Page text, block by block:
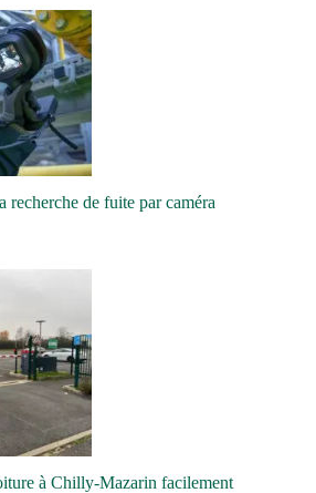
recherche de fuite par caméra
à Chilly-Mazarin facilement